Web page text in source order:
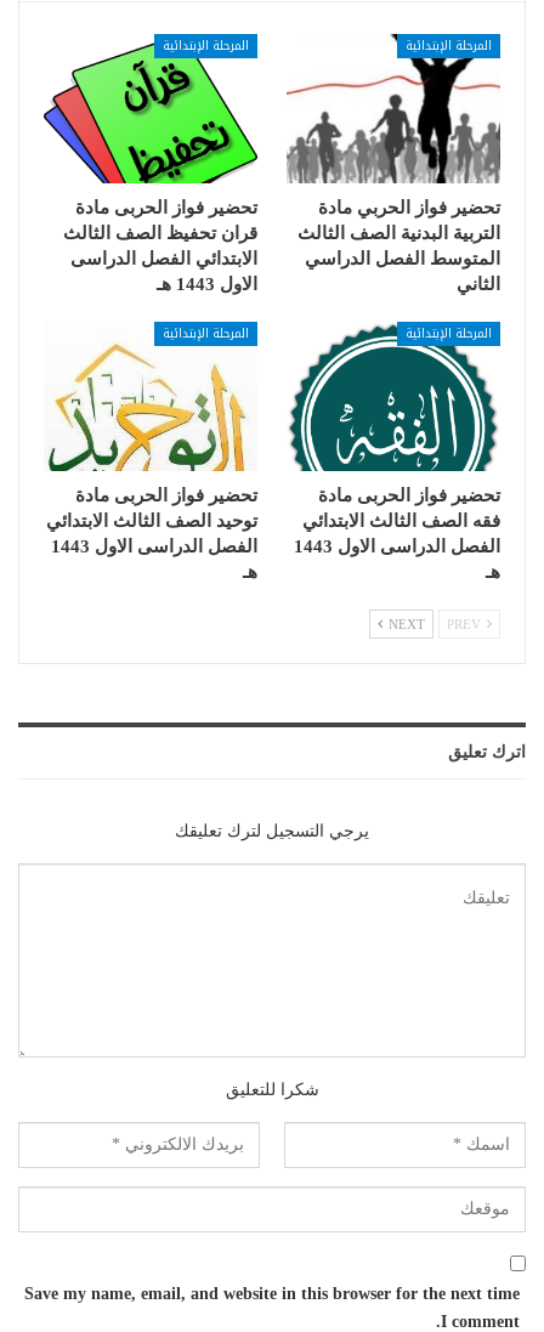
المرحلة الإبتدائية
تحضير فواز الحربي مادة
التربية البدنية الصف الثالث
المتوسط الفصل الدراسي
الثاني
المرحلة الإبتدائية
تحضير فواز الحربى مادة
قران تحفيظ الصف الثالث
الابتدائي الفصل الدراسى
الاول 1443 هـ
المرحلة الإبتدائية
تحضير فواز الحربى مادة
فقه الصف الثالث الابتدائي
الفصل الدراسى الاول 1443
هـ
المرحلة الإبتدائية
تحضير فواز الحربى مادة
توحيد الصف الثالث الابتدائي
الفصل الدراسى الاول 1443
هـ
NEXT
اترك تعليق
يرجي التسجيل لترك تعليقك
شكرا للتعليق
Save my name, email, and website in this browser for the next time
I comment.